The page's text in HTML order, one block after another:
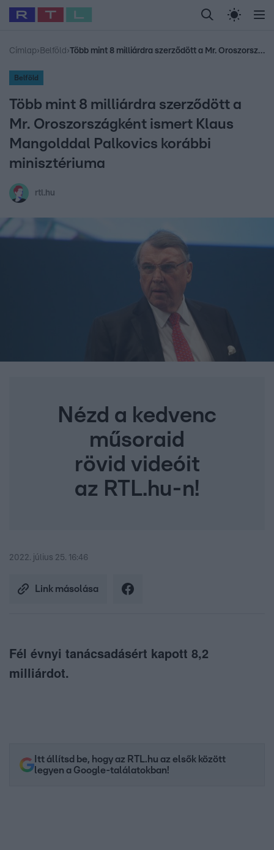
Legfrissebb RTL Híradó Randi Celeb vagyok,
Babits Marcella Most Wanted Gallusz
Címlap› Belföld › Több mint 8 milliárdra szerződött a Mr. Oroszországként ismert Klaus Mangolddal Palkovics korábbi minisztériuma
Belföld
Több mint 8 milliárdra szerződött a
Mr. Oroszországként ismert Klaus
Mangolddal Palkovics korábbi
minisztériuma
rtl.hu
Nézd a kedvenc
műsoraid
rövid videóit
az RTL.hu-n!
2022. július 25. 16:46
Link másolása
Fél évnyi tanácsadásért kapott 8,2
milliárdot.
Itt állítsd be, hogy az RTL.hu az elsők között
legyen a Google-találatokban!